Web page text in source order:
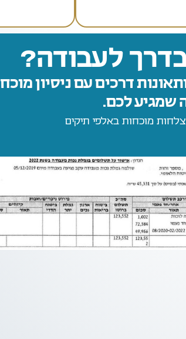
לעבודה?
דרכים עם ניסיון מוכח
שמגיע לכם.
מוכחות באלפי תיקים